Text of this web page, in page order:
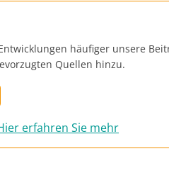
häufiger unsere
Quellen hinzu.
erfahren Sie mehr